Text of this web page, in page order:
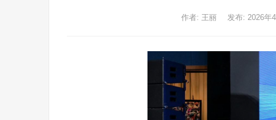
作者: 王丽 发布: 2026年